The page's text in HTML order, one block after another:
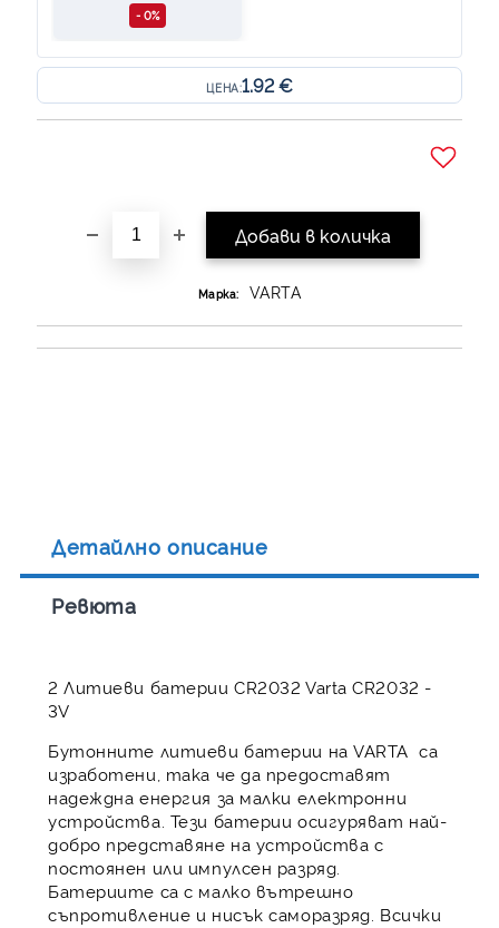
- 0%
ЦЕНА:1.92 €
Марка: VARTA
Детайлно описание
Ревюта
2 Литиеви батерии CR2032 Varta CR2032 -
3V
Бутонните литиеви батерии на VARTA са
изработени, така че да предоставят
надеждна енергия за малки електронни
устройства. Тези батерии осигуряват най-
добро представяне на устройства с
постоянен или импулсен разряд.
Батериите са с малко вътрешно
съпротивление и нисък саморазряд. Всички